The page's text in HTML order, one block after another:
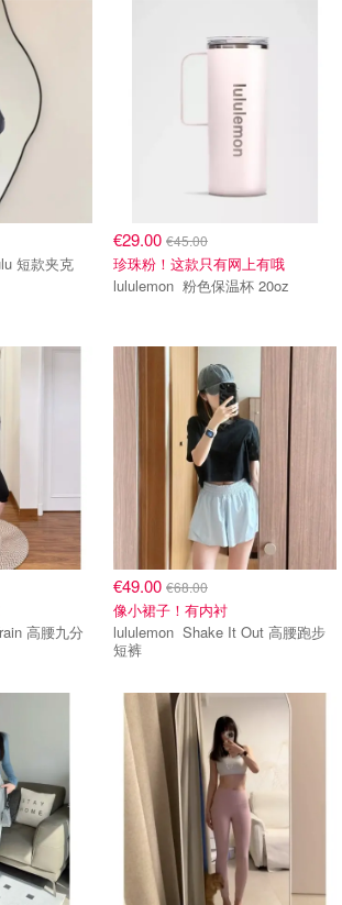
Nulu 短款夹克
€29.00 €45.00
珍珠粉！这款只有网上有哦
lululemon 粉色保温杯 20oz
€49.00 €68.00
像小裙子！有内衬
lululemon Shake It Out 高腰跑步
短裤